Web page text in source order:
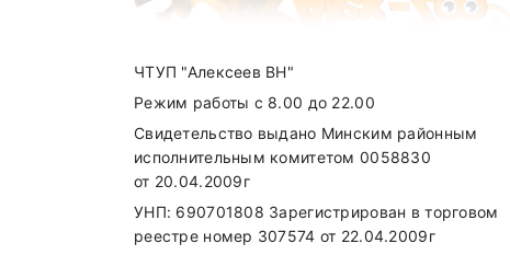
Name
ЧТУП "Алексеев ВН"
Режим работы с 8.00 до 22.00
Свидетельство выдано Минским районным
исполнительным комитетом 0058830
от 20.04.2009г
УНП: 690701808 Зарегистрирован в торговом
реестре номер 307574 от 22.04.2009г